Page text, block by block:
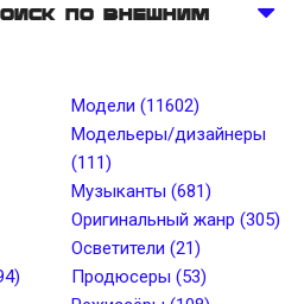
по внешним
Рост, см до
Вес, кг до
Модели (11602)
Модельеры/дизайнеры
(111)
Музыканты (681)
Оригинальный жанр (305)
Осветители (21)
Продюсеры (53)